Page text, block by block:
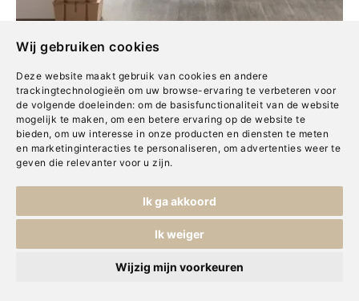
Wij gebruiken cookies
Deze website maakt gebruik van cookies en andere
trackingtechnologieën om uw browse-ervaring te verbeteren voor
de volgende doeleinden: om de basisfunctionaliteit van de website
mogelijk te maken , om een betere ervaring op de website te
bieden, om uw interesse in onze producten en diensten te meten
en marketinginteracties te personaliseren , om advertenties weer te
geven die relevanter voor u zijn.
Ik ga akkoord
Ik weiger
Wijzig mijn voorkeuren
De eerste stap op
weg naarjouw